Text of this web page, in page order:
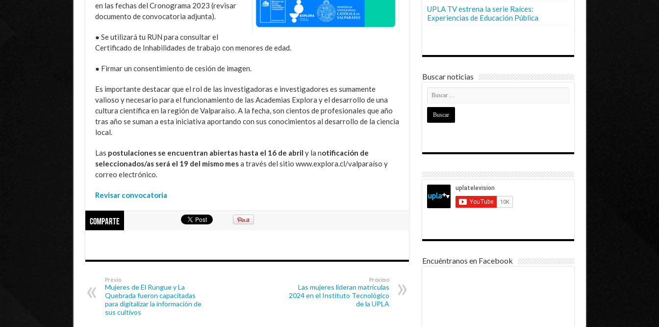
en las fechas del Cronograma 2023 (revisar
documento de convocatoria adjunta).
● Se utilizará tu RUN para consultar el
Certificado de Inhabilidades de trabajo con menores de edad.
● Firmar un consentimiento de cesión de imagen.
Es importante destacar que el rol de las investigadoras e investigadores es sumamente
valioso y necesario para el funcionamiento de las Academias Explora y el desarrollo de una
cultura científica en la región de Valparaíso. A la fecha, son cientos de profesionales que año
tras año se suman a esta iniciativa aportando con sus conocimientos al desarrollo de la ciencia
local.
Las postulaciones se encuentran abiertas hasta el 16 de abril y la notificación de
seleccionados/as será el 19 del mismo mesa través del sitio www.explora.cl/valparaíso y
correo electrónico.
Revisar convocatoria
Comparte
Previo
Mujeres de El Rungue y La
Quebrada fueron capacitadas
para digitalizar la información de
sus cultivos
Próximo
Las mujeres lideran matrículas
2024 en el Instituto Tecnológico
de la UPLA
UPLA TV estrena la serie Raíces:
Experiencias de Educación Pública
Buscar noticias
Encuéntranos en Facebook